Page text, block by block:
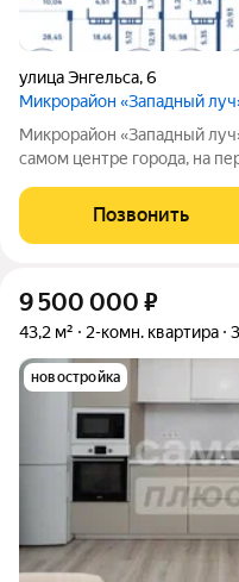
улица Энгельса,6
Микрорайон «Западный
Микрорайон «Западный луч» современный жилой
самом центре города, на
узнаваемый
украшением центральной
Позвонить
9 500 000 ₽
43,2 м² 2-комн. квартира
новостройка